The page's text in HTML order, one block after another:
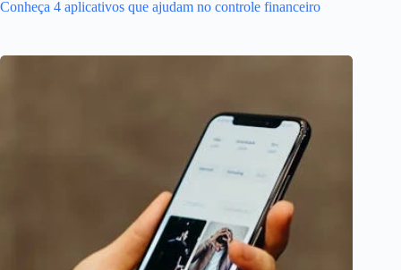
Conheça 4 aplicativos que ajudam no controle financeiro